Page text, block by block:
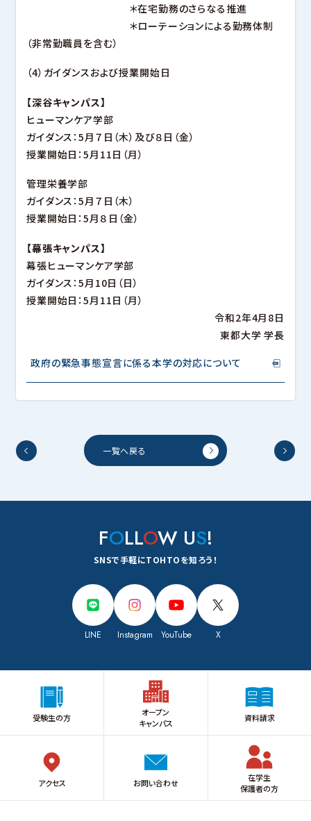
＊在宅勤務のさらなる推進
＊ローテーションによる勤務体制
（非常勤職員を含む）
（4）ガイダンスおよび授業開始日
【深谷キャンパス】
ヒューマンケア学部
ガイダンス：5月７日（木）及び８日（金）
授業開始日：5月11日（月）
管理栄養学部
ガイダンス：5月７日（木）
授業開始日：5月８日（金）
【幕張キャンパス】
幕張ヒューマンケア学部
ガイダンス：5月10日（日）
授業開始日：5月11日（月）
令和2年4月8日
東都大学 学長
政府の緊急事態宣言に係る本学の対応について
一覧へ戻る
FOLLOW US!
SNSで手軽にTOHTOを知ろう！
LINE Instagram YouTube X
受験生の方
オープン
キャンパス
資料請求
アクセス お問い合わせ
在学生
保護者の方